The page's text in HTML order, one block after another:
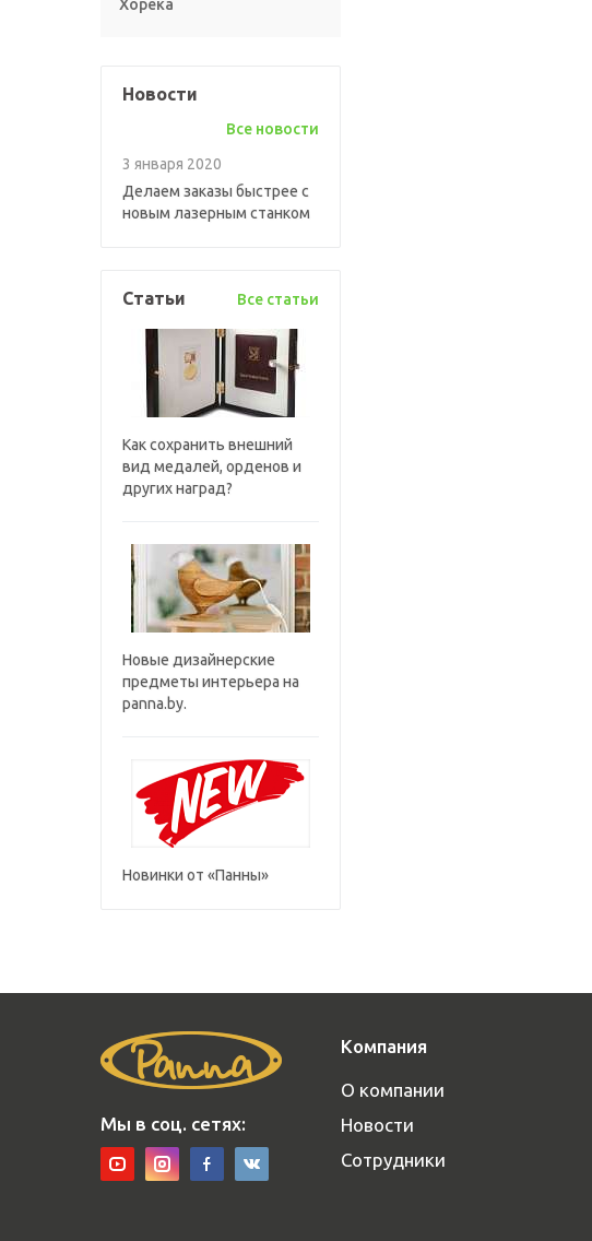
Хорека
Новости
Все новости
3 января 2020
Делаем заказы быстрее с
новым лазерным станком
Статьи Все статьи
Как сохранить внешний
вид медалей, орденов и
других наград?
Новые дизайнерские
предметы интерьера на
panna.by.
Новинки от «Панны»
Мы в соц. сетях:
Компания
О компании
Новости
Сотрудники